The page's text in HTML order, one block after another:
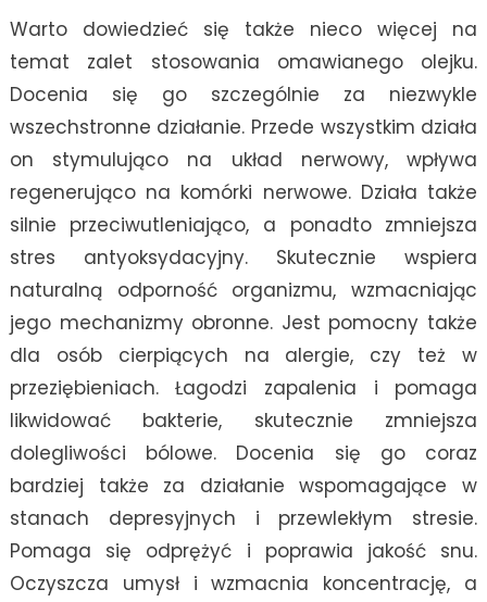
Warto dowiedzieć się także nieco więcej na
temat zalet stosowania omawianego olejku.
Docenia się go szczególnie za niezwykle
wszechstronne działanie. Przede wszystkim działa
on stymulująco na układ nerwowy, wpływa
regenerująco na komórki nerwowe. Działa także
silnie przeciwutleniająco, a ponadto zmniejsza
stres antyoksydacyjny. Skutecznie wspiera
naturalną odporność organizmu, wzmacniając
jego mechanizmy obronne. Jest pomocny także
dla osób cierpiących na alergie, czy też w
przeziębieniach. Łagodzi zapalenia i pomaga
likwidować bakterie, skutecznie zmniejsza
dolegliwości bólowe. Docenia się go coraz
bardziej także za działanie wspomagające w
stanach depresyjnych i przewlekłym stresie.
Pomaga się odprężyć i poprawia jakość snu.
Oczyszcza umysł i wzmacnia koncentrację, a